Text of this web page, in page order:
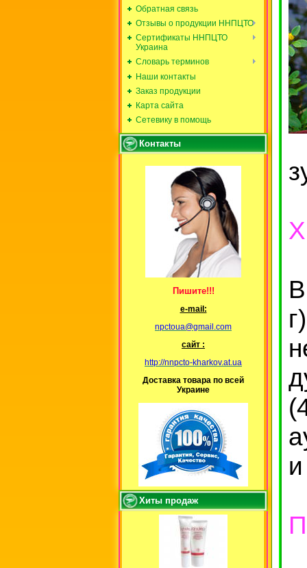
Обратная связь
Отзывы о продукции ННПЦТО
Сертификаты ННПЦТО
Украина
Словарь терминов
Наши контакты
Заказ продукции
Карта сайта
Сетевику в помощь
Контакты
Пишите!!!
е-mail:
npctoua@gmail.com
сайт :
http://nnpcto-kharkov.at.ua
Доставка товара по всей
Украине
Хиты продаж